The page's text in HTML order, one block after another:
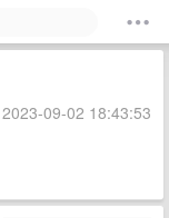
09-02 18:43:53